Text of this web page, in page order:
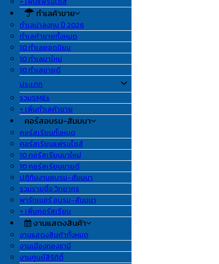
ทำเลค้าขาย
ทำเลน่าลงทุน ปี 2026
ทำเลค้าขายทั้งหมด
10 ทำเลยอดนิยม
10 ทำเลมาใหม่
10 ทำเลขายดี
ประเภท
รวมSMEs
+ เพิ่มทำเลค้าขาย
คอร์สอบรม-สัมมนา
คอร์สเรียนทั้งหมด
คอร์สเรียนแฟรนไชส์
10 คอร์สเรียนมาใหม่
10 คอร์สเรียนขายดี
ปฎิทินงานอบรม-สัมมนา
รวมรายชื่อ วิทยากร
พาร์ทเนอร์ อบรม-สัมมนา
+ เพิ่มคอร์สเรียน
งานแสดงสินค้า
งานแสดงสินค้าทั้งหมด
งานเมืองทองธานี
งานศูนย์สิริกิติ์